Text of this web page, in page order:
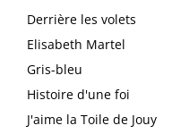
Derrière les volets
Elisabeth Martel
Gris-bleu
Histoire d'une foi
J'aime la Toile de Jouy